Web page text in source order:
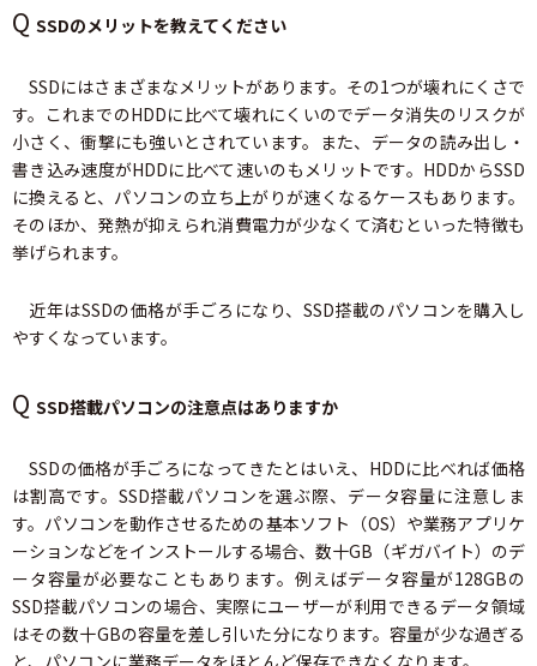
Q SSDのメリットを教えてください
SSDにはさまざまなメリットがあります。その1つが壊れにくさで
す。これまでのHDDに比べて壊れにくいのでデータ消失のリスクが
小さく、衝撃にも強いとされています。また、データの読み出し・
書き込み速度がHDDに比べて速いのもメリットです。HDDからSSD
に換えると、パソコンの立ち上がりが速くなるケースもあります。
そのほか、発熱が抑えられ消費電力が少なくて済むといった特徴も
挙げられます。
近年はSSDの価格が手ごろになり、SSD搭載のパソコンを購入し
やすくなっています。
Q SSD搭載パソコンの注意点はありますか
SSDの価格が手ごろになってきたとはいえ、HDDに比べれば価格
は割高です。SSD搭載パソコンを選ぶ際、データ容量に注意しま
す。パソコンを動作させるための基本ソフト（OS）や業務アプリケ
ーションなどをインストールする場合、数十GB（ギガバイト）のデ
ータ容量が必要なこともあります。例えばデータ容量が128GBの
SSD搭載パソコンの場合、実際にユーザーが利用できるデータ領域
はその数十GBの容量を差し引いた分になります。容量が少な過ぎる